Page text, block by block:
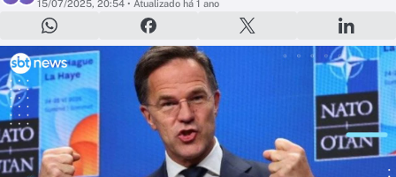
15/07/2025, 20:54 • Atualizado há 1 ano